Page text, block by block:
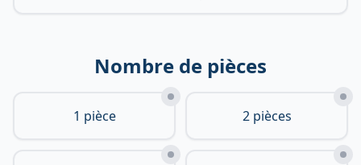
Nombre de pièces
1 pièce 2 pièces